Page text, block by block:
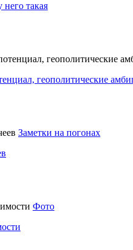
такая
геополитические
Заметки на погонах
Фото